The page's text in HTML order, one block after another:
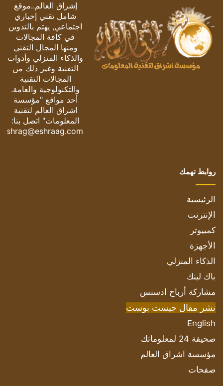
إشراق العالم..موقع
شامل تقني إخباري
اجتماعي, يهتم بالتدوين
في كافة المجالات
ومنها المجال التقني
والذكاء المنزلي وأدوات
التقنية وغير ذلك من
المجالات التقنية
والتكنولوجية والعامة.
أحد مواقع "مؤسسة
اشراق العالم لتقنية
المعلومات" اتصل بنا:
eshrag@eshraag.com
روابط تهمك
الرئيسية
الإنترنت
كمبيوتر
الأجهزة
الذكاء المنزلي
باك لينك
مشاركة أرباح ادسنس
نشر مقال جيست بوست
English
صحيفة 24 لمعلوماتك
مؤسسة اشراق العالم
صفحات